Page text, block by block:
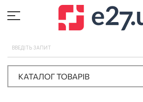
КАТАЛОГ ТОВАРІВ